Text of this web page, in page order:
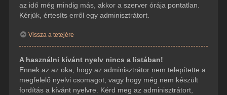
az idő még mindig más, akkor a szerver órája pontatlan.
Kérjük, értesíts erről egy adminisztrátort.
Vissza a tetejére
A használni kívánt nyelv nincs a listában!
Ennek az az oka, hogy az adminisztrátor nem telepítette a
megfelelő nyelvi csomagot, vagy hogy még nem készült
fordítás a kívánt nyelvre. Kérd meg az adminisztrátort,